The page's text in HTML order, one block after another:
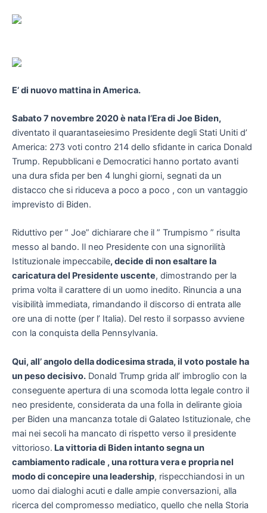
E’ di nuovo mattina in America.
Sabato 7 novembre 2020 è nata l’Era di Joe Biden,
diventato il quarantaseiesimo Presidente degli Stati Uniti d’
America: 273 voti contro 214 dello sfidante in carica Donald
Trump. Repubblicani e Democratici hanno portato avanti
una dura sfida per ben 4 lunghi giorni, segnati da un
distacco che si riduceva a poco a poco , con un vantaggio
imprevisto di Biden.
Riduttivo per ” Joe” dichiarare che il ” Trumpismo ” risulta
messo al bando. Il neo Presidente con una signorilità
Istituzionale impeccabile, decide di non esaltare la
caricatura del Presidente uscente, dimostrando per la
prima volta il carattere di un uomo inedito. Rinuncia a una
visibilità immediata, rimandando il discorso di entrata alle
ore una di notte (per l’ Italia). Del resto il sorpasso avviene
con la conquista della Pennsylvania.
Qui, all’ angolo della dodicesima strada, il voto postale ha
un peso decisivo. Donald Trump grida all’ imbroglio con la
conseguente apertura di una scomoda lotta legale contro il
neo presidente, considerata da una folla in delirante gioia
per Biden una mancanza totale di Galateo Istituzionale, che
mai nei secoli ha mancato di rispetto verso il presidente
vittorioso. La vittoria di Biden intanto segna un
cambiamento radicale , una rottura vera e propria nel
modo di concepire una leadership, rispecchiandosi in un
uomo dai dialoghi acuti e dalle ampie conversazioni, alla
ricerca del compromesso mediatico, quello che nella Storia